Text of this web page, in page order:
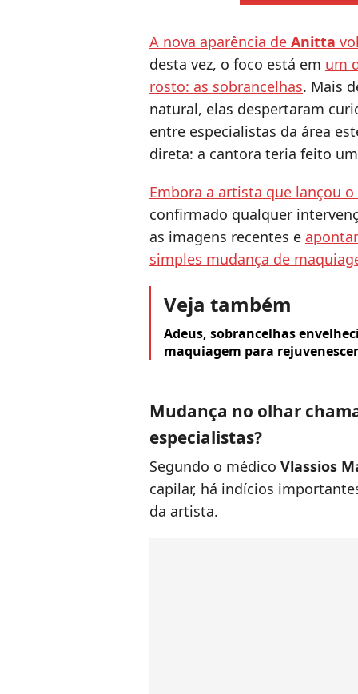
A nova aparência de Anitta
desta vez, o foco está em um
rosto: as sobrancelhas. Mais
natural, elas despertaram
entre especialistas da área
direta: a cantora teria feito
Embora a artista que lançou o
confirmado qualquer
as imagens recentes e
simples mudança de
Veja também
Adeus, sobrancelhas
maquiagem para
Mudança no olhar
especialistas?
Segundo o médico Vlassios
capilar, há indícios
da artista.